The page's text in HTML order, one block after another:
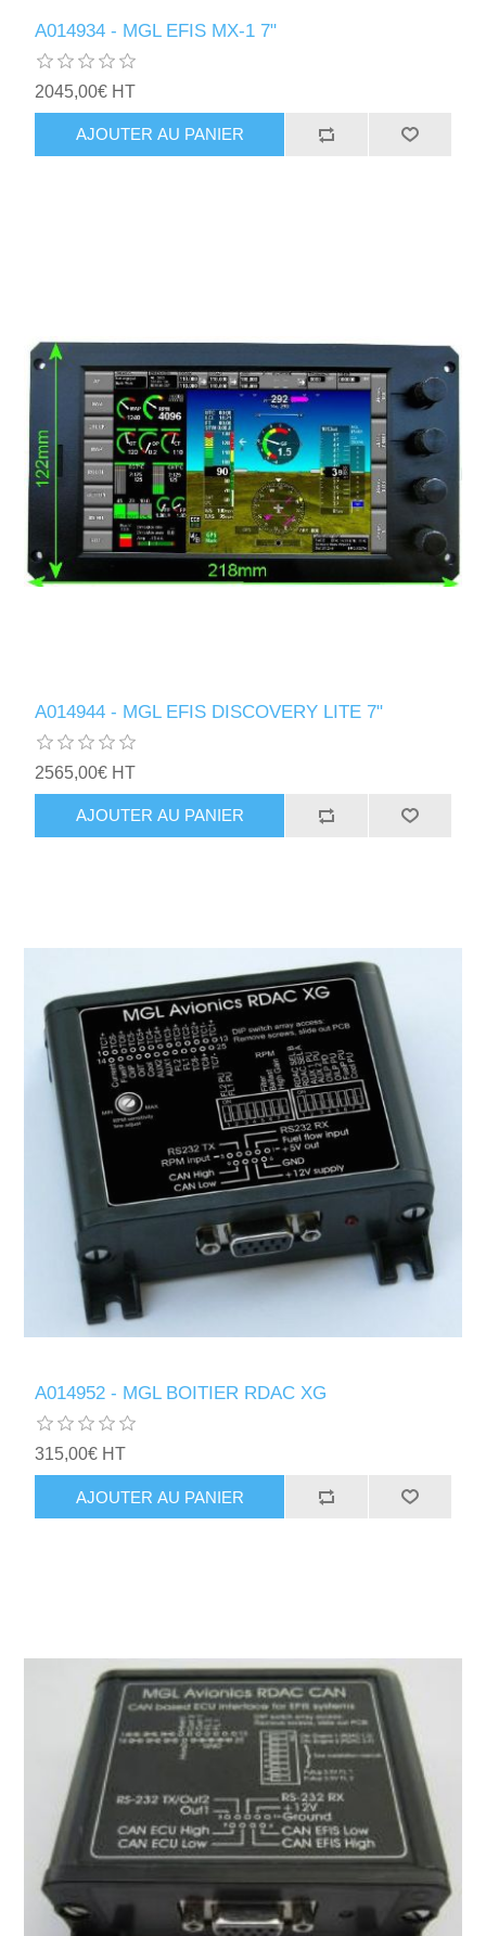
A014934 - MGL EFIS MX-1 7"
2045,00€ HT
AJOUTER AU PANIER
A014944 - MGL EFIS DISCOVERY LITE 7"
2565,00€ HT
AJOUTER AU PANIER
A014952 - MGL BOITIER RDAC XG
315,00€ HT
AJOUTER AU PANIER